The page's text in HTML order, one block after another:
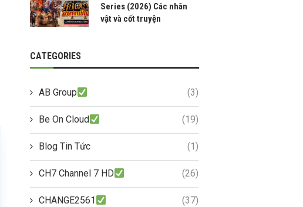
Series (2026) Các nhân
vật và cốt truyện
CATEGORIES
AB Group (3)
Be On Cloud (19)
Blog Tin Tức (1)
CH7 Channel 7 HD (26)
CHANGE2561 (37)